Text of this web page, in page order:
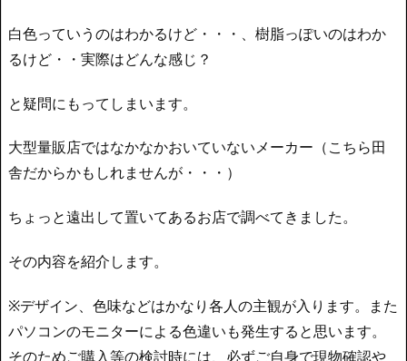
白色っていうのはわかるけど・・・、樹脂っぽいのはわか
るけど・・実際はどんな感じ？
と疑問にもってしまいます。
大型量販店ではなかなかおいていないメーカー（こちら田
舎だからかもしれませんが・・・）
ちょっと遠出して置いてあるお店で調べてきました。
その内容を紹介します。
※デザイン、色味などはかなり各人の主観が入ります。また
パソコンのモニターによる色違いも発生すると思います。
そのためご購入等の検討時には、必ずご自身で現物確認や